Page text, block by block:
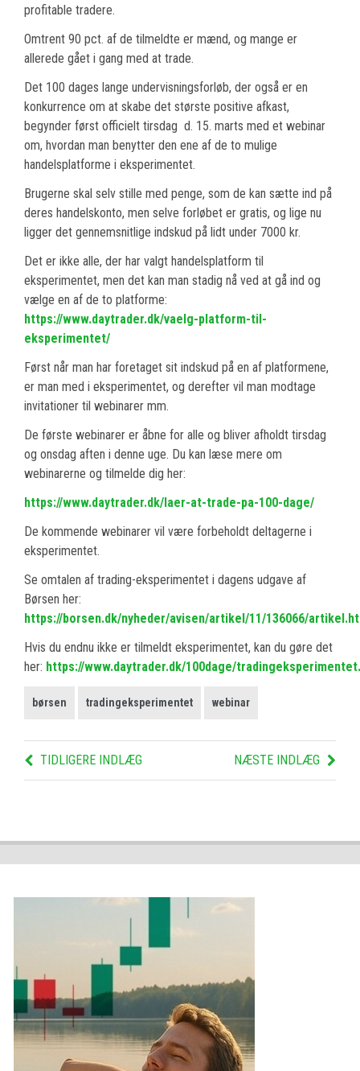
profitable tradere.
Omtrent 90 pct. af de tilmeldte er mænd, og mange er
allerede gået i gang med at trade.
Det 100 dages lange undervisningsforløb, der også er en
konkurrence om at skabe det største positive afkast,
begynder først officielt tirsdag d. 15. marts med et webinar
om, hvordan man benytter den ene af de to mulige
handelsplatforme i eksperimentet.
Brugerne skal selv stille med penge, som de kan sætte ind på
deres handelskonto, men selve forløbet er gratis, og lige nu
ligger det gennemsnitlige indskud på lidt under 7000 kr.
Det er ikke alle, der har valgt handelsplatform til
eksperimentet, men det kan man stadig nå ved at gå ind og
vælge en af de to platforme:
https://www.daytrader.dk/vaelg-platform-til-
eksperimentet/
Først når man har foretaget sit indskud på en af platformene,
er man med i eksperimentet, og derefter vil man modtage
invitationer til webinarer mm.
De første webinarer er åbne for alle og bliver afholdt tirsdag
og onsdag aften i denne uge. Du kan læse mere om
webinarerne og tilmelde dig her:
https://www.daytrader.dk/laer-at-trade-pa-100-dage/
De kommende webinarer vil være forbeholdt deltagerne i
eksperimentet.
Se omtalen af trading-eksperimentet i dagens udgave af
Børsen her:
https://borsen.dk/nyheder/avisen/artikel/11/136066/
Hvis du endnu ikke er tilmeldt eksperimentet, kan du gøre det
her: https://www.daytrader.dk/100dage/
børsen tradingeksperimentet webinar
TIDLIGERE INDLÆG NÆSTE INDLÆG